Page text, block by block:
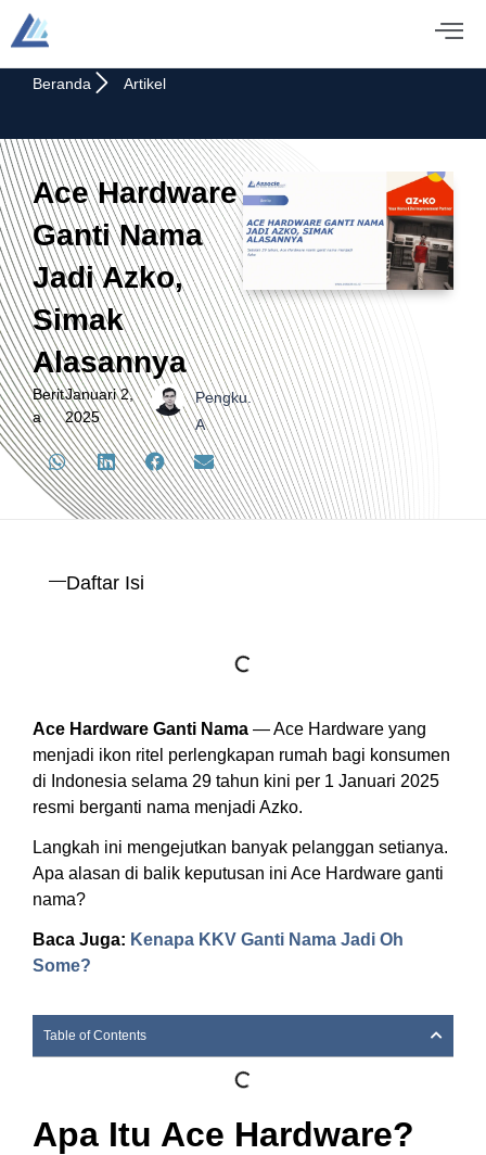
Beranda Artikel
Ace Hardware
Ganti Nama
Jadi Azko,
Simak
Alasannya
Berit
a
Januari 2,
2025
Pengku.
A
Daftar Isi
Ace Hardware Ganti Nama — Ace Hardware yang
menjadi ikon ritel perlengkapan rumah bagi konsumen
di Indonesia selama 29 tahun kini per 1 Januari 2025
resmi berganti nama menjadi Azko.
Langkah ini mengejutkan banyak pelanggan setianya.
Apa alasan di balik keputusan ini Ace Hardware ganti
nama?
Baca Juga: Kenapa KKV Ganti Nama Jadi Oh
Some?
Table of Contents
Apa Itu Ace Hardware?